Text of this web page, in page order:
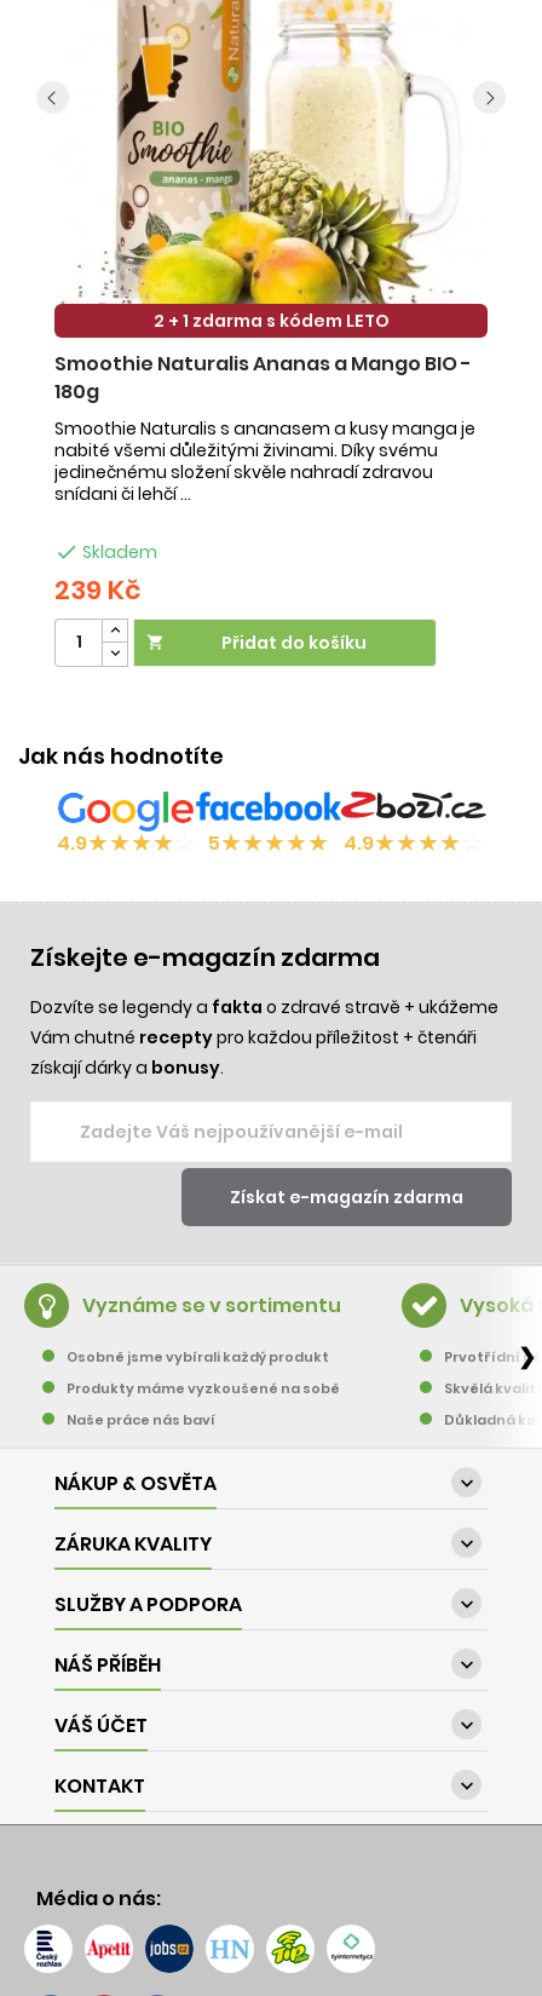
2 + 1 zdarma s kódem LETO
Smoothie Naturalis Ananas a Mango BIO -
180g
Smoothie Naturalis s ananasem a kusy manga je
nabité všemi důležitými živinami. Díky svému
jedinečnému složení skvěle nahradí zdravou
snídani či lehčí ...
 Skladem
239 Kč
 Přidat do košíku
Jak nás hodnotíte
4.9★★★★ 5★★★★★ 4.9★★★★
Získejte e-magazín zdarma
Dozvíte se legendy a fakta o zdravé stravě + ukážeme
Vám chutné receptypro každou příležitost + čtenáři
získají dárky a bonusy.
Vyznáme se v sortimentu
Osobně jsme vybírali každý produkt
Produkty máme vyzkoušené na sobě
Naše práce nás baví
Vysoká
Prvotřídní
Skvělá
Důkladná
❯
NÁKUP & OSVĚTA 
ZÁRUKA KVALITY 
SLUŽBY A PODPORA 
NÁŠ PŘÍBĚH 
VÁŠ ÚČET 
KONTAKT 
Média o nás: